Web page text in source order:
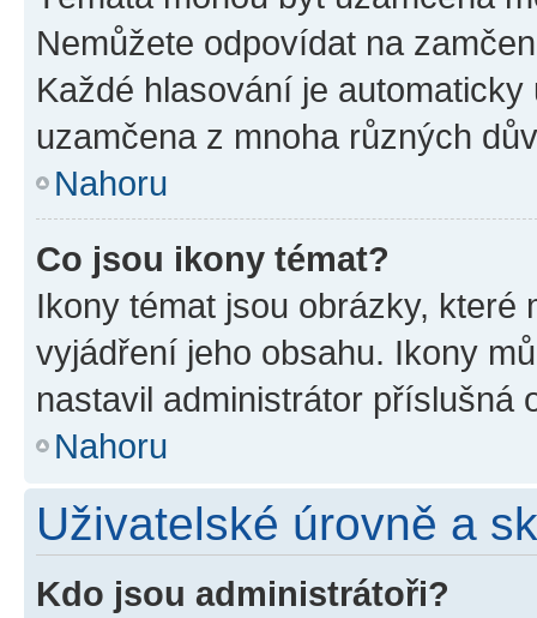
Nemůžete odpovídat na
Každé hlasování je
uzamčena z mnoha různých
Nahoru
Co jsou ikony témat?
Ikony témat jsou obrázky,
vyjádření jeho obsahu. Ikony
nastavil administrátor příslušná
Nahoru
Uživatelské úrovně a
Kdo jsou administrátoři?